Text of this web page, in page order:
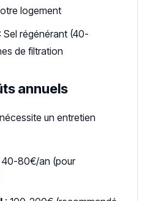
logement
: Sel régénérant (40-
de filtration
annuels
un entretien
40-80€/an (pour